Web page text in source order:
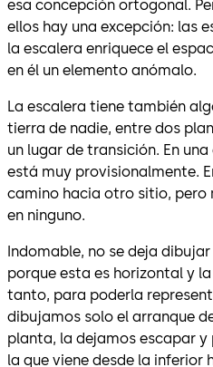
esa concepción ortogonal.
ellos hay una excepción: las
la escalera enriquece el
en él un elemento anómalo.
La escalera tiene también
tierra de nadie, entre dos
un lugar de transición. En
está muy provisionalmente.
camino hacia otro sitio, pero
en ninguno.
Indomable, no se deja
porque esta es horizontal y
tanto, para poderla
dibujamos solo el arranque
planta, la dejamos escapar y
la que viene desde la